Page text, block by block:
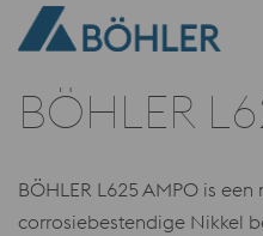
BÖHLER
BÖHLER L625 AMPO is
corrosiebestendige Nikkel